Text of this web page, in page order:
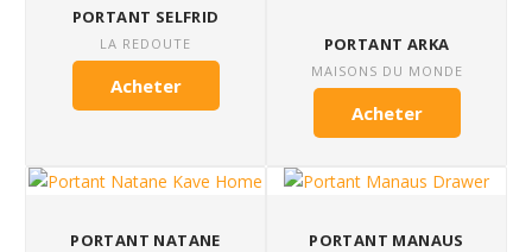
PORTANT SELFRID
LA REDOUTE
Acheter
PORTANT ARKA
MAISONS DU MONDE
Acheter
PORTANT NATANE PORTANT MANAUS